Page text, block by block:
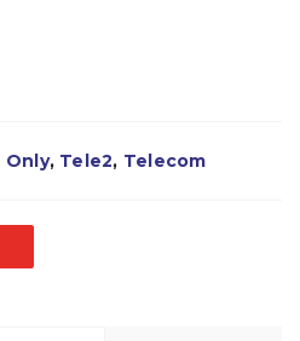
Only, Tele2, Telecom